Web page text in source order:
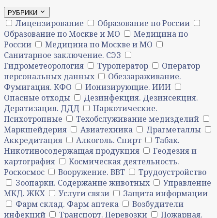
РУБРИКИ
Лицензирование
Образование по России
Образование по Москве и МО
Медицина по
России
Медицина по Москве и МО
Санитарное заключение. СЭЗ
Гидрометеорология
Туроператор
Оператор
персональных данных
Обеззараживание.
Фумигация. КФО
Ионизирующие. ИИИ
Опасные отходы
Дезинфекция. Дезинсекция.
Дератизация. ДДД
Наркотические.
Психотропные
Техобслуживание медизделий
Маркшейдерия
Авиатехника
Драгметаллы
Аккредитация
Алкоголь. Спирт
Табак.
Никотиносодержащая продукция
Геодезия и
картография
Космическая деятельность.
Роскосмос
Вооружение. ВВТ
Трудоустройство
Зоопарки. Содержание животных
Управление
МКД. ЖКХ
Услуги связи
Защита информации
Фарм склад. Фарм аптека
Возбудители
инфекций
Транспорт. Перевозки Пожарная.